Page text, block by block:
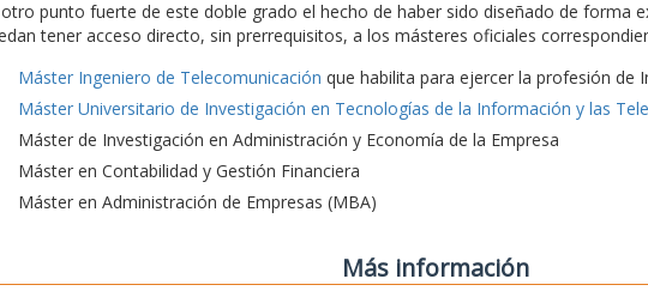
otro punto fuerte de este doble grado el hecho de haber sido diseñado de forma
tener acceso directo, sin prerrequisitos, a los másteres oficiales
Máster Ingeniero de Telecomunicación que habilita para ejercer la profesión de
Máster Universitario de Investigación en Tecnologías de la Información y las
Máster de Investigación en Administración y Economía de la Empresa
Máster en Contabilidad y Gestión Financiera
Máster en Administración de Empresas (MBA)
Más información